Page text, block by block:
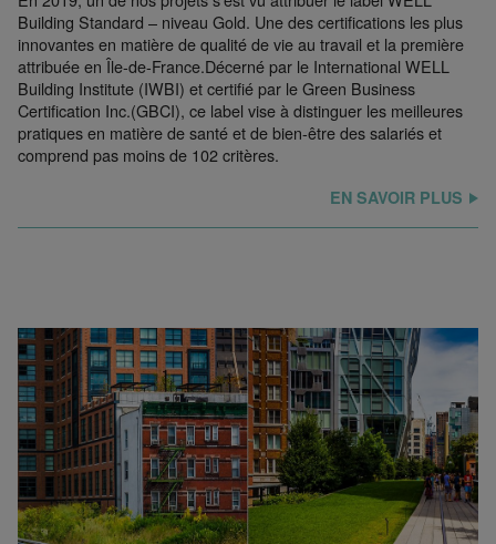
Building Standard – niveau Gold. Une des certifications les plus
innovantes en matière de qualité de vie au travail et la première
attribuée en Île-de-France.Décerné par le International WELL
Building Institute (IWBI) et certifié par le Green Business
Certification Inc.(GBCI), ce label vise à distinguer les meilleures
pratiques en matière de santé et de bien-être des salariés et
comprend pas moins de 102 critères.
EN SAVOIR PLUS